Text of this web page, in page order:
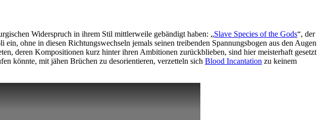
Widerspruch in ihrem Stil mittlerweile gebändigt haben: „Slave Species of the Gods“, der
ohne in diesen Richtungswechseln jemals seinen treibenden Spannungsbogen aus den Augen
deren Kompositionen kurz hinter ihren Ambitionen zurückblieben, sind hier meisterhaft gesetzt
könnte, mit jähen Brüchen zu desorientieren, verzetteln sich Blood Incantation zu keinem